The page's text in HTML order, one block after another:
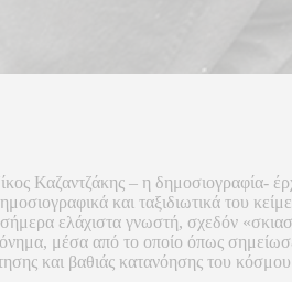
Καζαντζάκης – η δημοσιογραφία-
και ταξιδιωτικά του
ελάχιστα γνωστή, σχεδόν
μέσα από το οποίο όπως
και βαθιάς κατανόησης του